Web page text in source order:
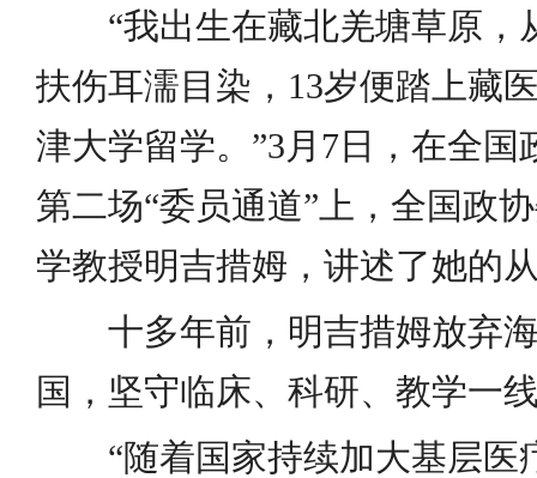
“我出生在藏北羌塘草原，
扶伤耳濡目染，13岁便踏上藏
津大学留学。”3月7日，在全
第二场“委员通道”上，全国政
学教授明吉措姆，讲述了她的
十多年前，明吉措姆放弃
国，坚守临床、科研、教学一
“随着国家持续加大基层医